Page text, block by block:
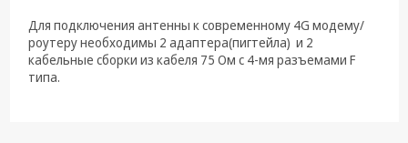
Для подключения антенны к современному 4G модему/
роутеру необходимы 2 адаптера(пигтейла) и 2
кабельные сборки из кабеля 75 Ом с 4-мя разъемами F
типа.